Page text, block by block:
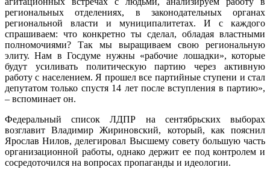
региональных отделениях, в законодательных органах
региональной власти и муниципалитетах. И с каждого
спрашиваем: что конкретно ты сделал, обладая властными
полномочиями? Так мы выращиваем свою региональную
элиту. Нам в Госдуме нужны «рабочие лошадки», которые
будут усиливать политическую партию через активную
работу с населением. Я прошел все партийные ступени и стал
депутатом только спустя 14 лет после вступления в партию»,
– вспоминает он.
Федеральный список ЛДПР на сентябрьских выборах
возглавит Владимир Жириновский, который, как пояснил
Ярослав Нилов, делегировал Высшему совету большую часть
организационной работы, однако держит ее под контролем и
сосредоточился на вопросах пропаганды и идеологии.